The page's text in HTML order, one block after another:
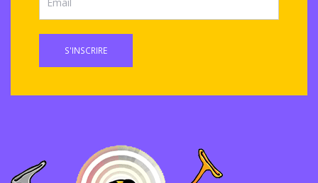
S'INSCRIRE